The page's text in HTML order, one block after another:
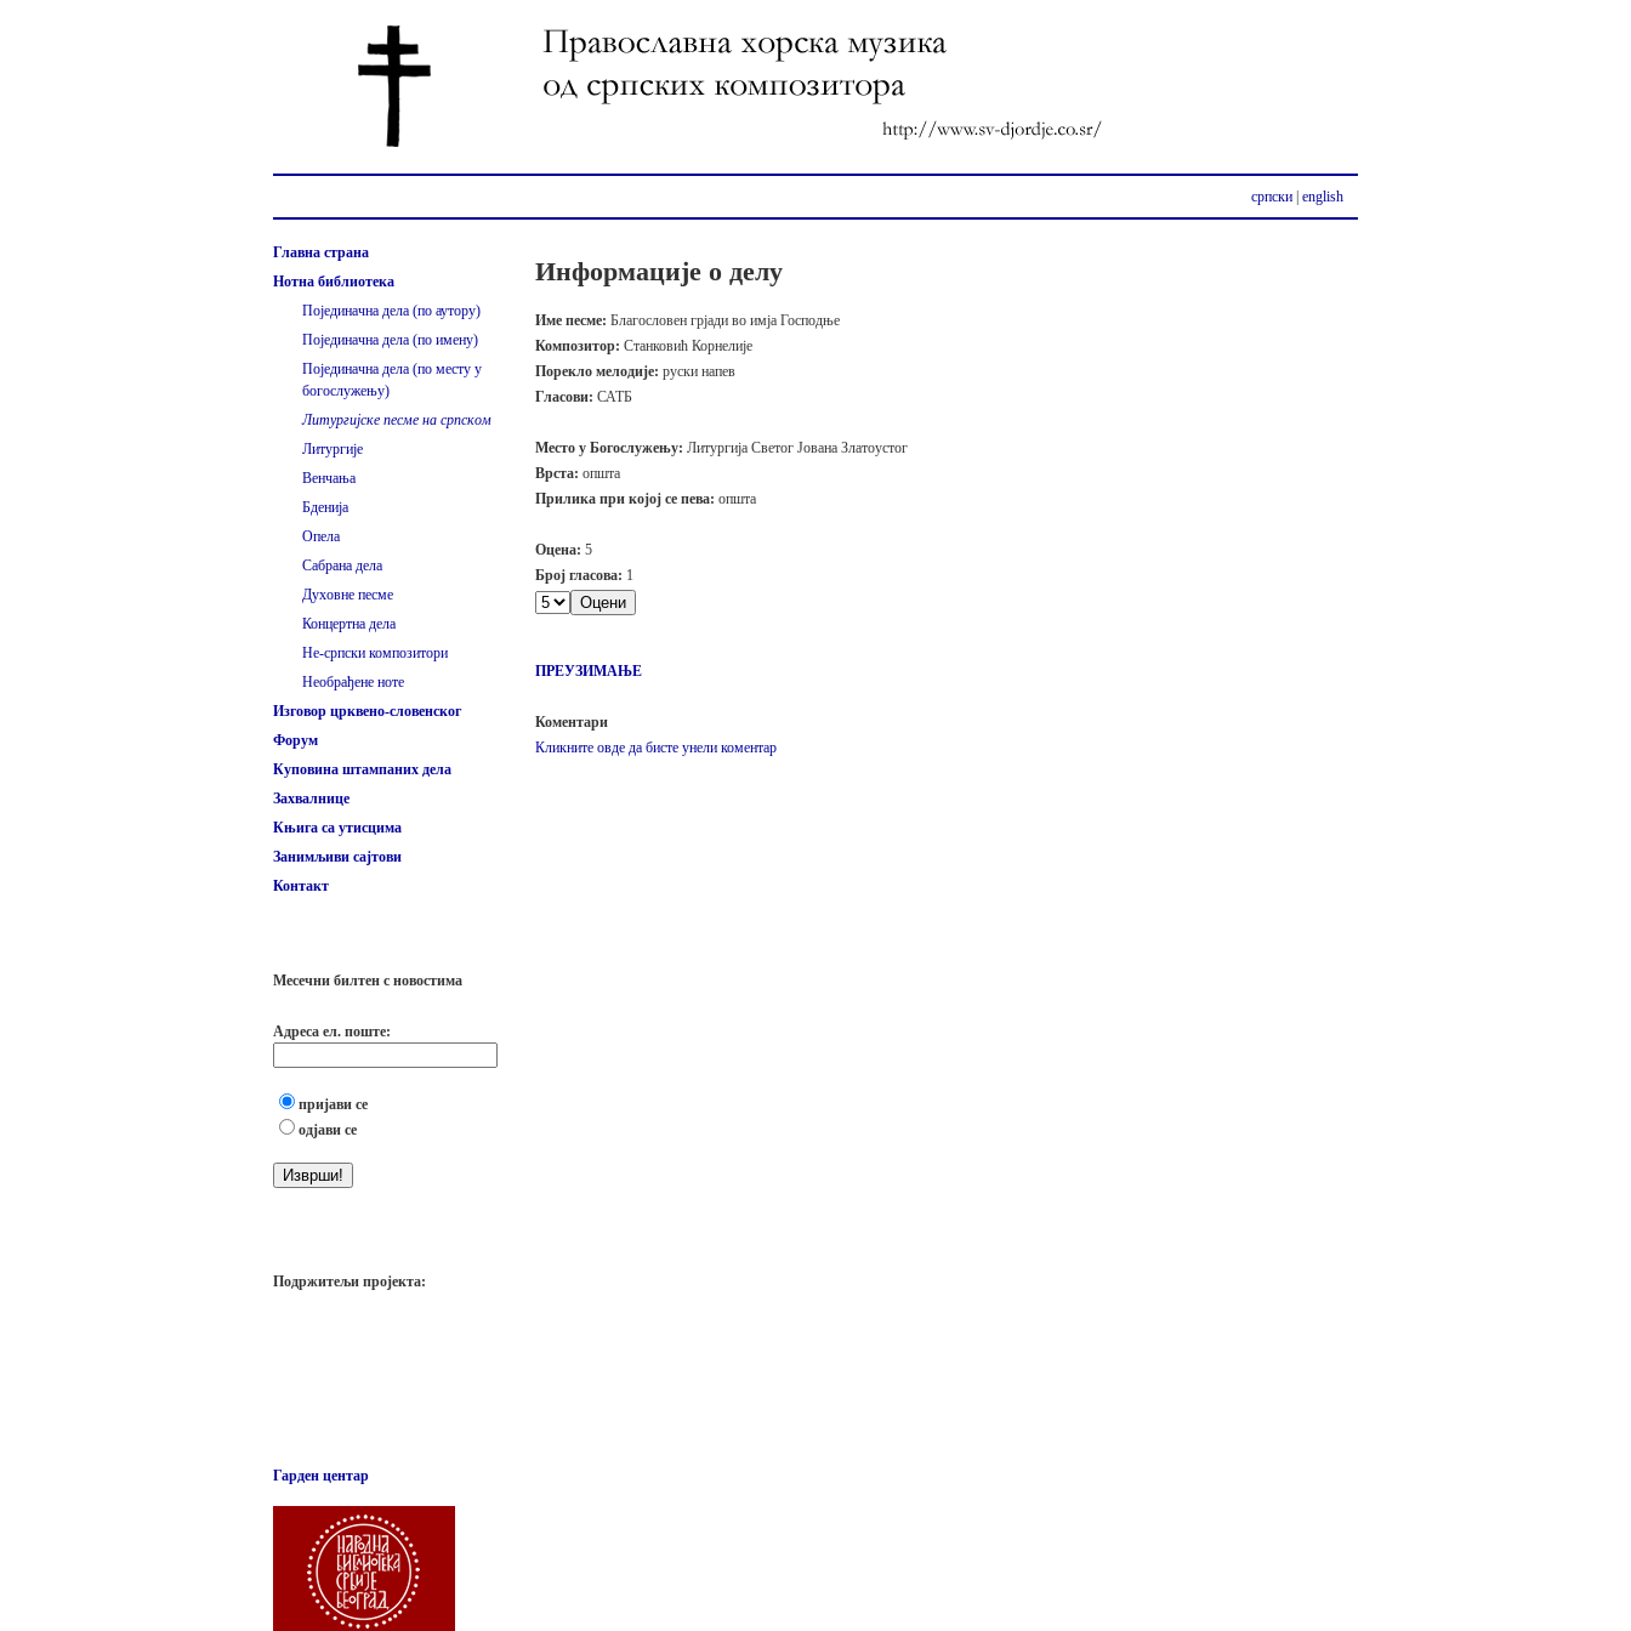
српски english
Главна страна
Нотна библиотека
Појединачна дела (по аутору)
Појединачна дела (по имену)
Појединачна дела (по месту у
богослужењу)
Литургијске песме на српском
Литургије
Венчања
Бденија
Опела
Сабрана дела
Духовне песме
Концертна дела
Не-српски композитори
Необрађене ноте
Изговор црквено-словенског
Форум
Куповина штампаних дела
Захвалнице
Књига са утисцима
Занимљиви сајтови
Контакт
Месечни билтен с новостима
Адреса ел. поште:
пријави се
одјави се
Подржитељи пројекта:
Гарден центар
Информације о делу
Име песме: Благословен грјади во имја Господње
Композитор: Станковић Корнелије
Порекло мелодије: руски напев
Гласови: САТБ
Место у Богослужењу: Литургија Светог Јована Златоустог
Врста: општа
Прилика при којој се пева: општа
Оцена: 5
Број гласова: 1
ПРЕУЗИМАЊЕ
Коментари
Кликните овде да бисте унели коментар